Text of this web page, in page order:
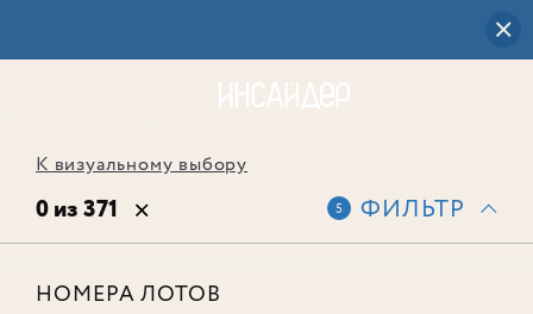
К визуальному выбору
0 из 371 5 ФИЛЬТР
НОМЕРА ЛОТОВ